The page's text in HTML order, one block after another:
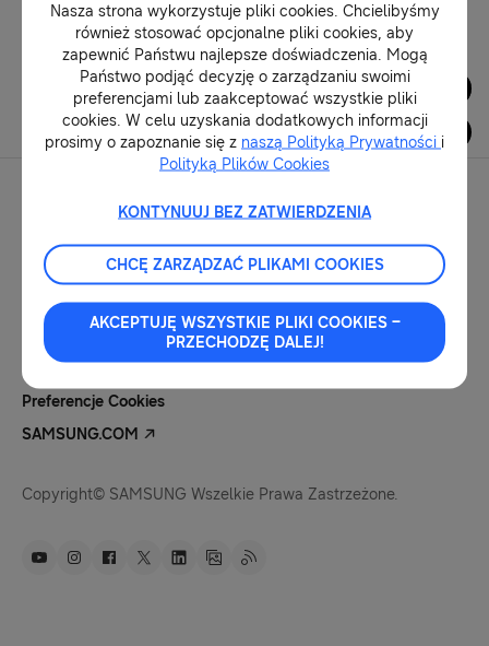
1
Dla Mediów
Kontakt Dla Mediów
Nota Prawna
Polityka Prywatności
Pliki Cookies
Preferencje Cookies
SAMSUNG.COM
Copyright© SAMSUNG Wszelkie Prawa Zastrzeżone.
Nasza strona wykorzystuje pliki cookies. Chcielibyśmy
również stosować opcjonalne pliki cookies, aby
zapewnić Państwu najlepsze doświadczenia. Mogą
Państwo podjąć decyzję o zarządzaniu swoimi
preferencjami lub zaakceptować wszystkie pliki
cookies. W celu uzyskania dodatkowych informacji
prosimy o zapoznanie się z naszą Polityką Prywatności i
Polityką Plików Cookies
KONTYNUUJ BEZ ZATWIERDZENIA
CHCĘ ZARZĄDZAĆ PLIKAMI COOKIES
AKCEPTUJĘ WSZYSTKIE PLIKI COOKIES –
PRZECHODZĘ DALEJ!